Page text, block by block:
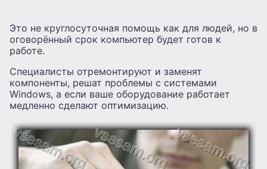
Это не круглосуточная помощь как для людей, но в
оговорённый срок компьютер будет готов к
работе.
Специалисты отремонтируют и заменят
компоненты, решат проблемы с системами
Windows, а если ваше оборудование работает
медленно сделают оптимизацию.